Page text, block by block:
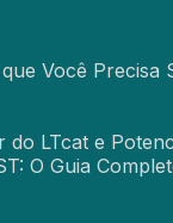
que Você
do LTcat e
O Guia